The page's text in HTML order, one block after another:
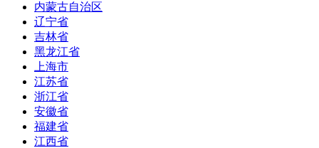
内蒙古自治区
辽宁省
吉林省
黑龙江省
上海市
江苏省
浙江省
安徽省
福建省
江西省